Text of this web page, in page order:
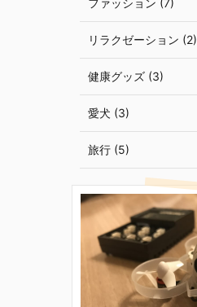
ファッション (7)
リラクゼーション (2)
健康グッズ (3)
愛犬 (3)
旅行 (5)